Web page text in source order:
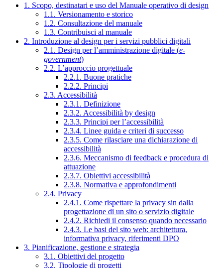
1. Scopo, destinatari e uso del Manuale operativo di design
1.1. Versionamento e storico
1.2. Consultazione del manuale
1.3. Contribuisci al manuale
2. Introduzione al design per i servizi pubblici digitali
2.1. Design per l’amministrazione digitale (e-
government)
2.2. L’approccio progettuale
2.2.1. Buone pratiche
2.2.2. Principi
2.3. Accessibilità
2.3.1. Definizione
2.3.2. Accessibilità by design
2.3.3. Principi per l’accessibilità
2.3.4. Linee guida e criteri di successo
2.3.5. Come rilasciare una dichiarazione di
accessibilità
2.3.6. Meccanismo di feedback e procedura di
attuazione
2.3.7. Obiettivi accessibilità
2.3.8. Normativa e approfondimenti
2.4. Privacy
2.4.1. Come rispettare la privacy sin dalla
progettazione di un sito o servizio digitale
2.4.2. Richiedi il consenso quando necessario
2.4.3. Le basi del sito web: architettura,
informativa privacy, riferimenti DPO
3. Pianificazione, gestione e strategia
3.1. Obiettivi del progetto
3.2. Tipologie di progetti